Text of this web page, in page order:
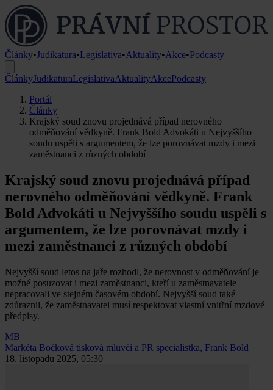
Články•Judikatura•Legislativa•Aktuality•Akce•Podcasty
ČlánkyJudikaturaLegislativaAktualityAkcePodcasty
Portál
Články
Krajský soud znovu projednává případ nerovného
odměňování vědkyně. Frank Bold Advokáti u Nejvyššího
soudu uspěli s argumentem, že lze porovnávat mzdy i mezi
zaměstnanci z různých období
Krajský soud znovu projednává případ
nerovného odměňování vědkyně. Frank
Bold Advokáti u Nejvyššího soudu uspěli s
argumentem, že lze porovnávat mzdy i
mezi zaměstnanci z různých období
Nejvyšší soud letos na jaře rozhodl, že nerovnost v odměňování je
možné posuzovat i mezi zaměstnanci, kteří u zaměstnavatele
nepracovali ve stejném časovém období. Nejvyšší soud také
zdůraznil, že zaměstnavatel musí respektovat vlastní vnitřní mzdové
předpisy.
MB
Markéta Bočková tisková mluvčí a PR specialistka, Frank Bold
18. listopadu 2025, 05:30